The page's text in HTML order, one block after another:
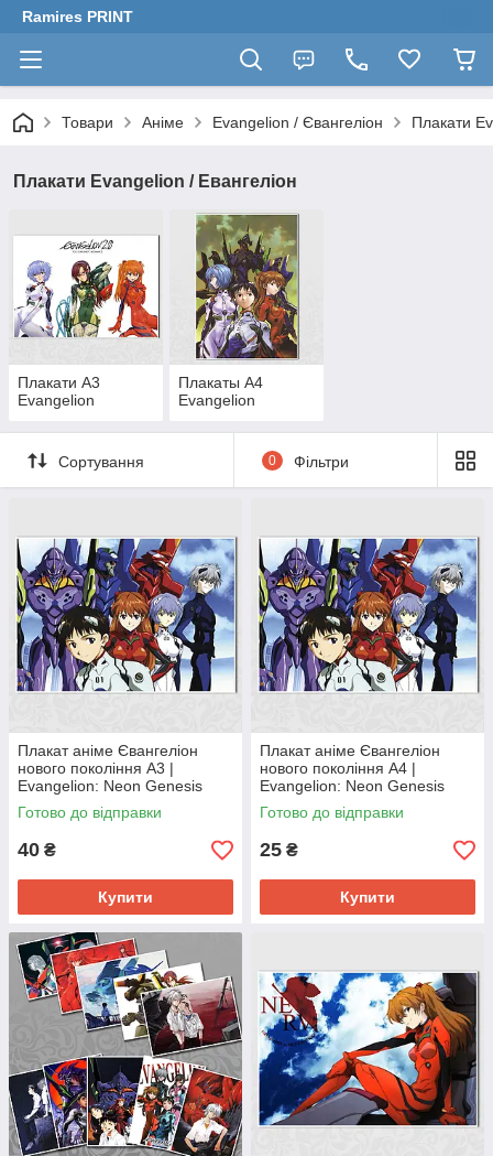
Ramires PRINT
Товари Аніме Evangelion / Євангеліон Плакати
Плакати Evangelion / Евангеліон
Плакати А3
Evangelion
Плакаты А4
Evangelion
Сортування 0 Фільтри
Плакат аніме Євангеліон
нового покоління А3 |
Evangelion: Neon Genesis
Готово до відправки
40 ₴
Купити
Плакат аніме Євангеліон
нового покоління А4 |
Evangelion: Neon Genesis
Готово до відправки
25 ₴
Купити